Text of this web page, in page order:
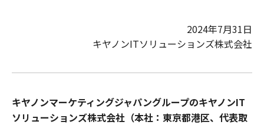
2024年7月31日
キヤノンITソリューションズ株式会社
キヤノンマーケティングジャパングループのキヤノンIT
ソリューションズ株式会社（本社：東京都港区、代表取